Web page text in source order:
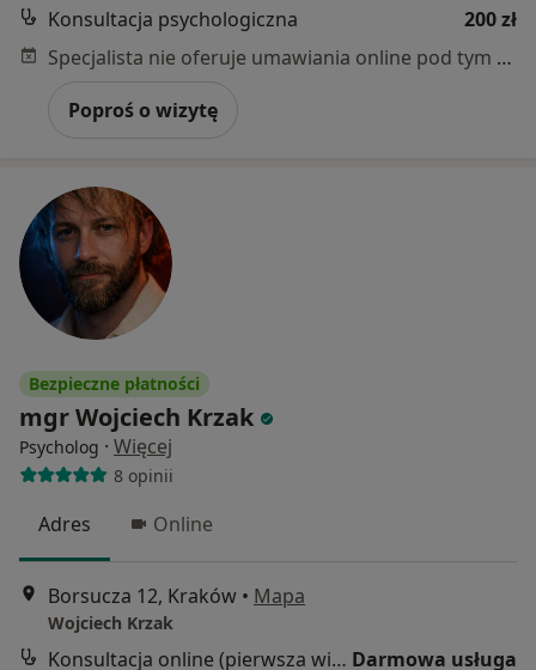
Konsultacja psychologiczna
200 zł
Specjalista nie oferuje umawiania online pod tym adresem.
Poproś o wizytę
Bezpieczne płatności
mgr Wojciech Krzak
Psycholog · Więcej
8 opinii
Adres Online
Borsucza 12, Kraków • Mapa
Wojciech Krzak
Konsultacja online (pierwsza wizyta) Darmowa usługa